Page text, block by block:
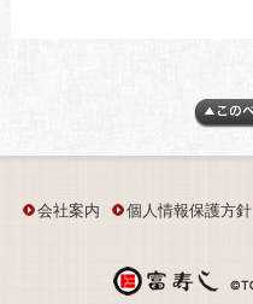
会社案内 個人情報保護方針